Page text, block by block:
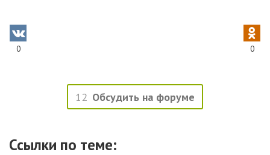
0 0
12 Обсудить на форуме
Ссылки по теме: